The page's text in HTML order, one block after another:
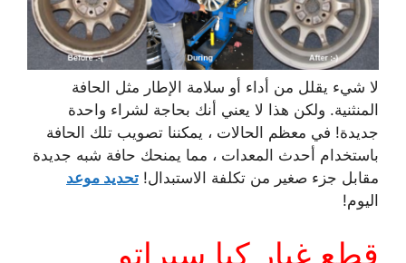
لا شيء يقلل من أداء أو سلامة الإطار مثل الحافة
المنثنية. ولكن هذا لا يعني أنك بحاجة لشراء واحدة
جديدة! في معظم الحالات ، يمكننا تصويب تلك الحافة
باستخدام أحدث المعدات ، مما يمنحك حافة شبه جديدة
مقابل جزء صغير من تكلفة الاستبدال! تحديد موعد
اليوم!
قطع غيار كيا سيراتو